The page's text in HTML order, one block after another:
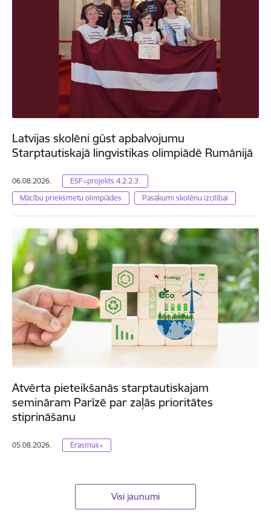
Latvijas skolēni gūst apbalvojumu
Starptautiskajā lingvistikas olimpiādē Rumānijā
06.08.2026.
ESF+projekts 4.2.2.3.
Mācību priekšmetu olimpiādes
Pasākumi skolēnu izcilībai
Atvērta pieteikšanās starptautiskajam
semināram Parīzē par zaļās prioritātes
stiprināšanu
05.08.2026. Erasmus+
Visi jaunumi